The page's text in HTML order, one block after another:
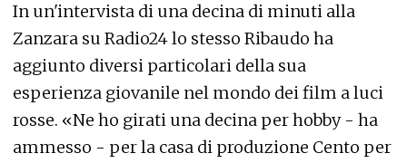
In un'intervista di una decina di minuti alla
Zanzara su Radio24 lo stesso Ribaudo ha
aggiunto diversi particolari della sua
esperienza giovanile nel mondo dei film a luci
rosse. «Ne ho girati una decina per hobby - ha
ammesso - per la casa di produzione Cento per